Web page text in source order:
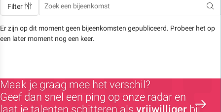
Filter
Er zijn op dit moment geen bijeenkomsten gepubliceerd. Probeer het op
een later moment nog een keer.
Maak je graag mee het verschil?
Geef dan snel een ping op onze radar en
laat je talenten schitteren als vrijwilliger bij